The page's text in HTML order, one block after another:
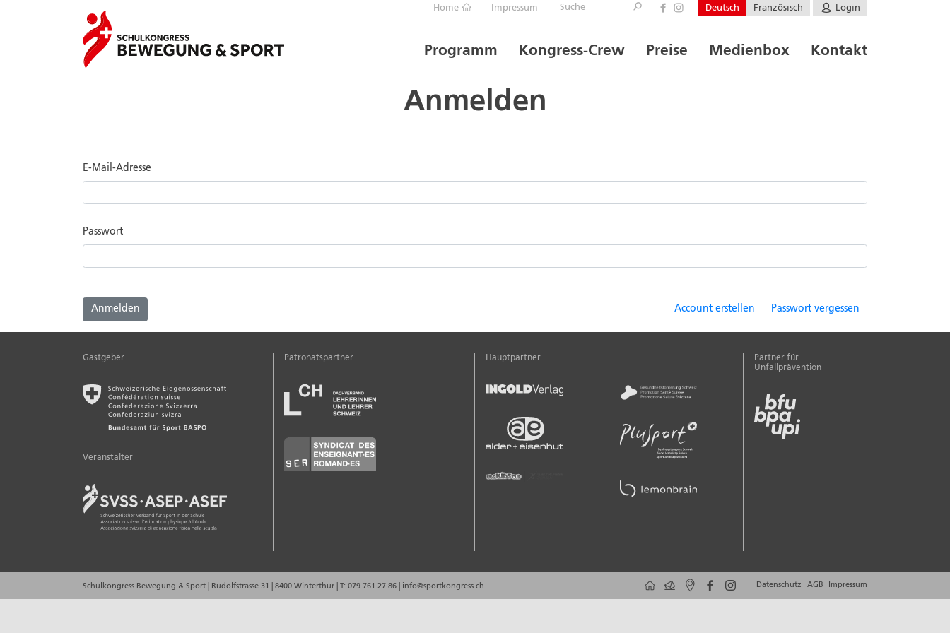
Home Impressum Deutsch Französisch Login
Programm Kongress-Crew Preise Medienbox Kontakt
Anmelden
E-Mail-Adresse
Passwort
Anmelden Account erstellen Passwort vergessen
Gastgeber
Veranstalter
Patronatspartner Hauptpartner
Partner für
Unfallprävention
Schulkongress Bewegung & Sport Rudolfstrasse 31 8400 Winterthur T: 079 761 27 86 info@sportkongress.ch Datenschutz AGB Impressum